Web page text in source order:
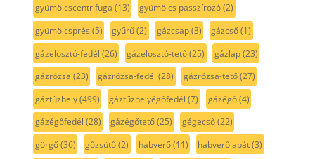
gyümölcscentrifuga (13) gyümölcs passzírozó(2)
gyümölcsprés (5) gyűrű(2) gázcsap(3) gázcső(1)
gázelosztó-fedél (26) gázelosztó-tető(25) gázlap(23)
gázrózsa (23) gázrózsa-fedél (28) gázrózsa-tető(27)
gáztűzhely(499) gáztűzhelyégőfedél (7) gázégő(4)
gázégőfedél (28) gázégőtető(25) gégecső(22)
görgő(36) gőzsütő(2) habverő(11) habverőlapát(3)